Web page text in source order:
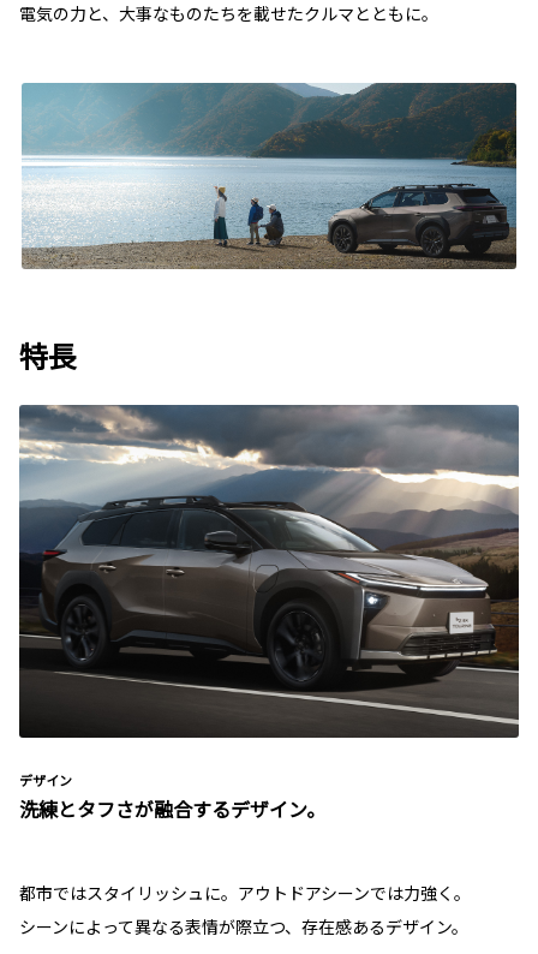
電気の力と、大事なものたちを載せたクルマとともに。
特長
デザイン
洗練とタフさが融合するデザイン。
都市ではスタイリッシュに。アウトドアシーンでは力強く。
シーンによって異なる表情が際立つ、存在感あるデザイン。